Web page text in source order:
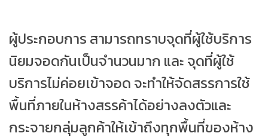
ผู้ประกอบการ สามารถทราบจุดที่ผู้ใช้บริการ
นิยมจอดกันเป็นจำนวนมาก และ จุดที่ผู้ใช้
บริการไม่ค่อยเข้าจอด จะทำให้จัดสรรการใช้
พื้นที่ภายในห้างสรรค้าได้อย่างลงตัวและ
กระจายกลุ่มลูกค้าให้เข้าถึงทุกพื้นที่ของห้าง